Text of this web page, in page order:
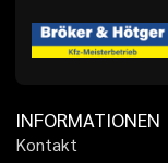
INFORMATIONEN
Kontakt